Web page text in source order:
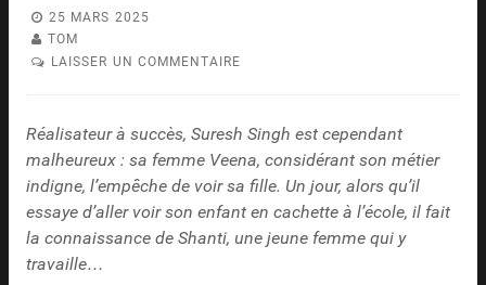
25 MARS 2025
TOM
LAISSER UN COMMENTAIRE
Réalisateur à succès, Suresh Singh est cependant
malheureux : sa femme Veena, considérant son métier
indigne, l’empêche de voir sa fille. Un jour, alors qu’il
essaye d’aller voir son enfant en cachette à l’école, il fait
la connaissance de Shanti, une jeune femme qui y
travaille…